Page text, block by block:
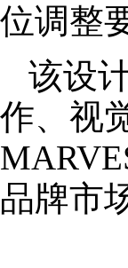
位调整
该设
作、视
品牌市